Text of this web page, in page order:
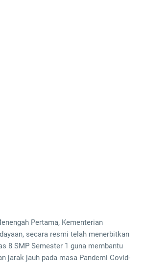
Pertama, Kementerian
secara resmi telah menerbitkan
8 SMP Semester 1 guna membantu
jarak jauh pada masa Pandemi Covid-